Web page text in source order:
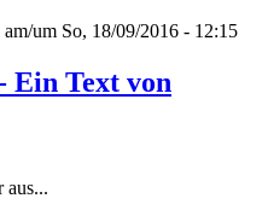
am/um So, 18/09/2016 - 12:15
Ein Text von
aus...